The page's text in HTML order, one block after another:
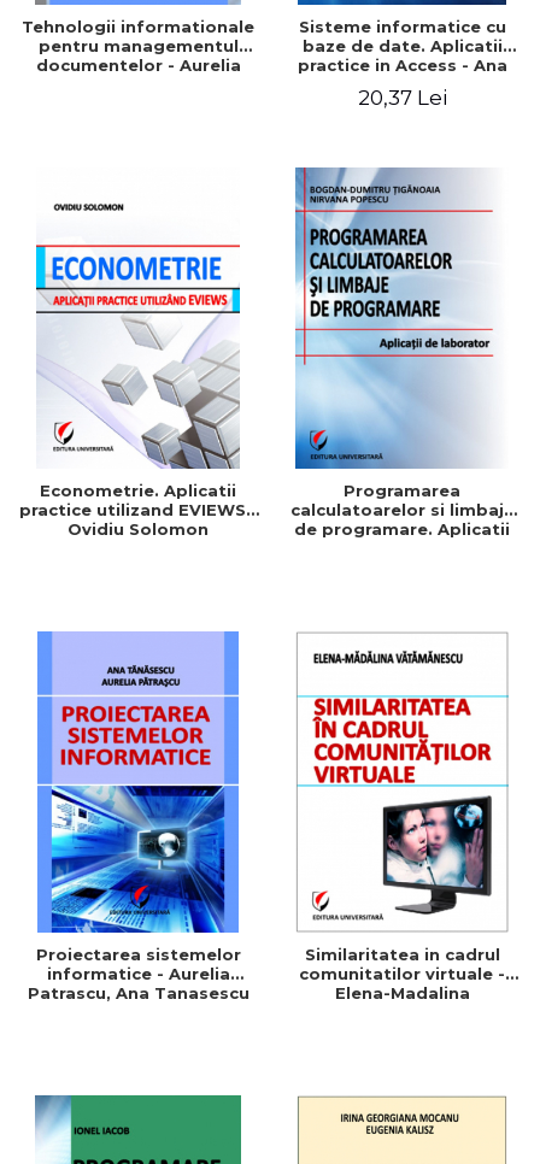
Tehnologii informationale
pentru managementul
documentelor - Aurelia
Sisteme informatice cu
baze de date. Aplicatii
practice in Access - Ana
20,37 Lei
Econometrie. Aplicatii
practice utilizand EVIEWS -
Ovidiu Solomon
Programarea
calculatoarelor si limbaje
de programare. Aplicatii
Proiectarea sistemelor
informatice - Aurelia
Patrascu, Ana Tanasescu
Similaritatea in cadrul
comunitatilor virtuale -
Elena-Madalina